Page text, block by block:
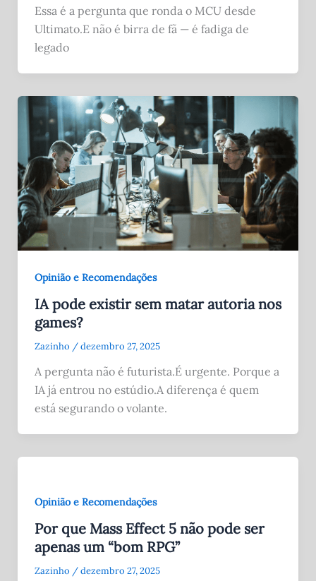
Essa é a pergunta que ronda o MCU desde
Ultimato.E não é birra de fã — é fadiga de
legado
Opinião e Recomendações
IA pode existir sem matar autoria nos
games?
Zazinho /dezembro 27, 2025
A pergunta não é futurista.É urgente. Porque a
IA já entrou no estúdio.A diferença é quem
está segurando o volante.
Opinião e Recomendações
Por que Mass Effect 5 não pode ser
apenas um “bom RPG”
Zazinho /dezembro 27, 2025